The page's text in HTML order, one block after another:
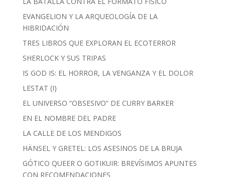
EVANGELION Y LA ARQUEOLOGÍA DE LA
HIBRIDACIÓN
TRES LIBROS QUE EXPLORAN EL ECOTERROR
SHERLOCK Y SUS TRIPAS
IS GOD IS: EL HORROR, LA VENGANZA Y EL DOLOR
LESTAT (I)
EL UNIVERSO “OBSESIVO” DE CURRY BARKER
EN EL NOMBRE DEL PADRE
LA CALLE DE LOS MENDIGOS
HÄNSEL Y GRETEL: LOS ASESINOS DE LA BRUJA
GÓTICO QUEER O GOTIKUIR: BREVÍSIMOS APUNTES
CON RECOMENDACIONES